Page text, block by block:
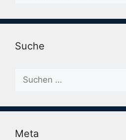
Suche
Suche
nach:
Meta